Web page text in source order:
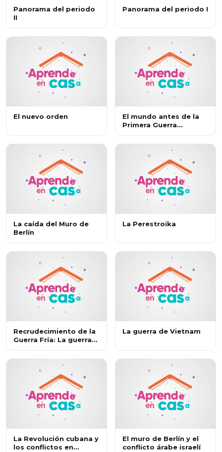
Panorama del periodo
II
Panorama del periodo I
El nuevo orden
El mundo antes de la
Primera Guerra
La caída del Muro de
Berlín
La Perestroika
Recrudecimiento de la
Guerra Fría: La guerra
La guerra de Vietnam
La Revolución cubana y
los conflictos en
El muro de Berlín y el
conflicto árabe israelí